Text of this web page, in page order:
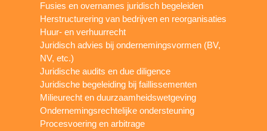
Fusies en overnames juridisch begeleiden
Herstructurering van bedrijven en reorganisaties
Huur- en verhuurrecht
Juridisch advies bij ondernemingsvormen (BV,
NV, etc.)
Juridische audits en due diligence
Juridische begeleiding bij faillissementen
Milieurecht en duurzaamheidswetgeving
Ondernemingsrechtelijke ondersteuning
Procesvoering en arbitrage